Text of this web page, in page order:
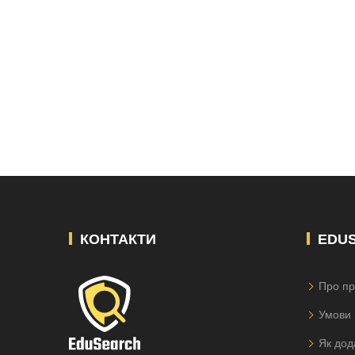
КОНТАКТИ
Про
Умови
Як